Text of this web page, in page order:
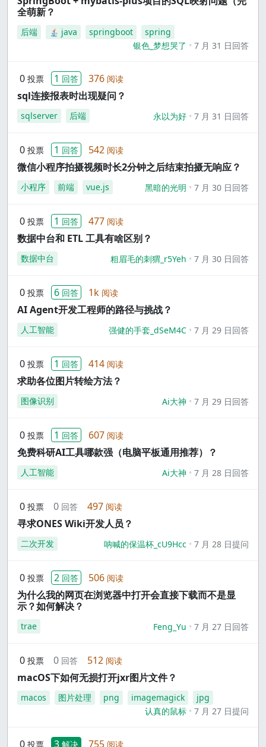
全萌新？
后端 java springboot
spring
银色_梦想哭了
7 月 31 日回答
0 投票 1 回答 376 阅读
sql连接报表时出现疑问？
sqlserver 后端 永以为好 7 月 31 日回答
0 投票 1 回答 542 阅读
微信小程序拍摄视频时长2分钟之后结束拍摄无响应？
小程序 前端 vue.js 黑暗的光明 7 月 30 日回答
0 投票 1 回答 477 阅读
数据中台和 ETL 工具有啥区别？
数据中台 粗眉毛的刺猬_r5Yeh 7 月 30 日回答
0 投票 6 回答 1k 阅读
AI Agent开发工程师的路径与挑战？
人工智能 强健的手套_dSeM4C 7 月 29 日回答
0 投票 1 回答 414 阅读
求助各位图片转绘方法？
图像识别 Ai大神 7 月 29 日回答
0 投票 1 回答 607 阅读
免费科研AI工具哪款强（电脑平板通用推荐）？
人工智能 Ai大神 7 月 28 日回答
0 投票 0 回答 497 阅读
寻求ONES Wiki开发人员？
二次开发 呐喊的保温杯_cU9Hcc 7 月 28 日提问
0 投票 2 回答 506 阅读
为什么我的网页在浏览器中打开会直接下载而不是显
示？如何解决？
trae Feng_Yu 7 月 27 日回答
0 投票 0 回答 512 阅读
macOS下如何无损打开jxr图片文件？
macos 图片处理 png imagemagick
jpg
认真的鼠标
7 月 27 日提问
0 投票 3 解决 755 阅读